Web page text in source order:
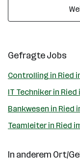
Gefragte Jobs
Controlling in Ried
IT Techniker in
Bankwesen in Ried
Teamleiter in Ried
In anderem Ort/